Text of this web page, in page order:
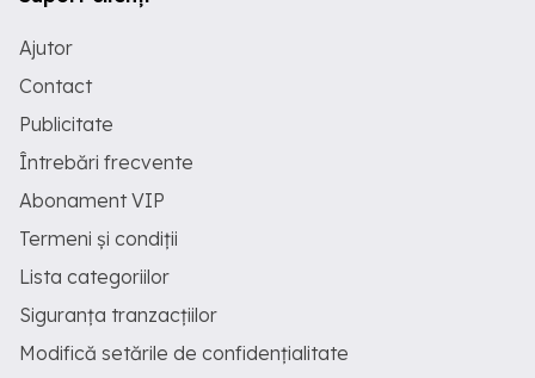
Ajutor
Contact
Publicitate
Întrebări frecvente
Abonament VIP
Termeni și condiții
Lista categoriilor
Siguranța tranzacțiilor
Modifică setările de confidențialitate